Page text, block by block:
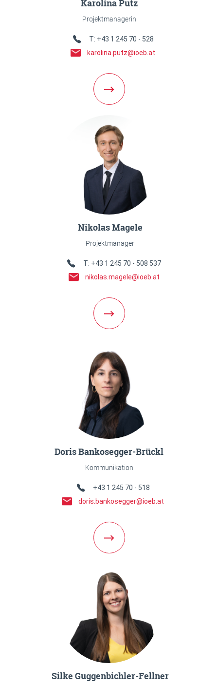
Karolina Putz
Projektmanagerin
Telefon Link
T: +43 1 245 70 - 528
E-Mail Link
karolina.putz@ioeb.at
Weiter zur Team Detailseite
Nikolas Magele
Projektmanager
Telefon Link
T: +43 1 245 70 - 508 537
E-Mail Link
nikolas.magele@ioeb.at
Weiter zur Team Detailseite
Doris Bankosegger-Brückl
Kommunikation
Telefon Link
+43 1 245 70 - 518
E-Mail Link
doris.bankosegger@ioeb.at
Weiter zur Team Detailseite
Silke Guggenbichler-Fellner